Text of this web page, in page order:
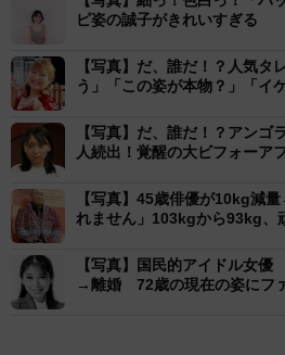
ピ姿の誠子がきれいすぎる
【写真】だ、誰だ！？人気タ
う」「この姿が本物？」「イ
【写真】だ、誰だ！？アンゴ
人続出！覚醒の大ビフォーア
【写真】45歳俳優が10kg減
れません」103kgから93kg、
【写真】国民的アイドル女
→離婚 72歳の現在の姿にフ